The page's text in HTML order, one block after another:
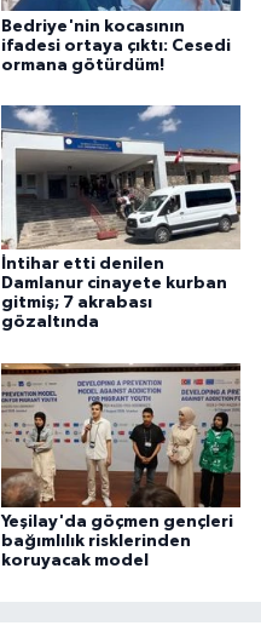
Bedriye'nin kocasının
ifadesi ortaya çıktı: Cesedi
ormana götürdüm!
İntihar etti denilen
Damlanur cinayete kurban
gitmiş; 7 akrabası
gözaltında
Yeşilay'da göçmen gençleri
bağımlılık risklerinden
koruyacak model